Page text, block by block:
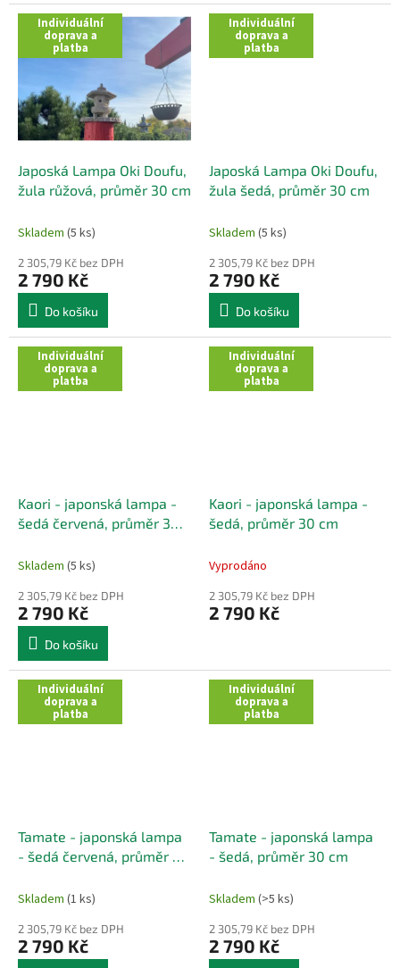
Individuální
doprava a
platba
Japoská Lampa Oki Doufu,
žula růžová, průměr 30 cm
Skladem (5 ks)
2 305,79 Kč bez DPH
2 790 Kč
Do košíku
Individuální
doprava a
platba
Japoská Lampa Oki Doufu,
žula šedá, průměr 30 cm
Skladem (5 ks)
2 305,79 Kč bez DPH
2 790 Kč
Do košíku
Individuální
doprava a
platba
Kaori - japonská lampa -
šedá červená, průměr 30
Skladem (5 ks)
2 305,79 Kč bez DPH
2 790 Kč
Do košíku
Individuální
doprava a
platba
Kaori - japonská lampa -
šedá, průměr 30 cm
Vyprodáno
2 305,79 Kč bez DPH
2 790 Kč
Individuální
doprava a
platba
Tamate - japonská lampa
- šedá červená, průměr 30
Skladem (1 ks)
2 305,79 Kč bez DPH
2 790 Kč
Individuální
doprava a
platba
Tamate - japonská lampa
- šedá, průměr 30 cm
Skladem (>5 ks)
2 305,79 Kč bez DPH
2 790 Kč